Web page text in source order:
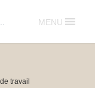
MENU
travail